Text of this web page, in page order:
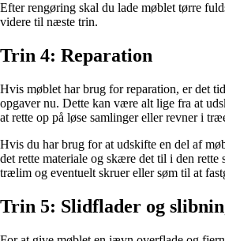
Efter rengøring skal du lade møblet tørre
videre til næste trin.
Trin 4: Reparation
Hvis møblet har brug for reparation, er det
opgaver nu. Dette kan være alt lige fra at
at rette op på løse samlinger eller revner i
Hvis du har brug for at udskifte en del af
det rette materiale og skære det til i den rette
trælim og eventuelt skruer eller søm til at
Trin 5: Slidflader og